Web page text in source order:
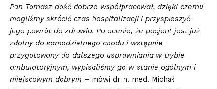
Pan Tomasz dość dobrze współpracował, dzięki czemu
mogliśmy skrócić czas hospitalizacji i przyspieszyć
jego powrót do zdrowia. Po ocenie, że pacjent jest już
zdolny do samodzielnego chodu i wstępnie
przygotowany do dalszego usprawniania w trybie
ambulatoryjnym, wypisaliśmy go w stanie ogólnym i
miejscowym dobrym – mówi dr n. med. Michał